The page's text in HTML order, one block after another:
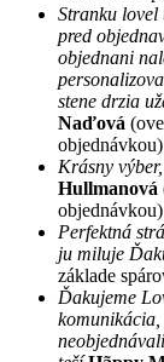
Stranku lovel
pred
objednani
stene drzia
Naďová
objednávkou)
Krásny
Hullmanová
objednávkou)
Perfektná
ju miluje
základe
Ďakujeme